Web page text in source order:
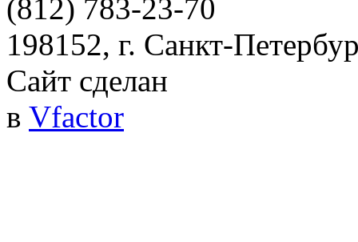
(812) 783-23-70
198152, г. Санкт-
Сайт сделан
в Vfactor